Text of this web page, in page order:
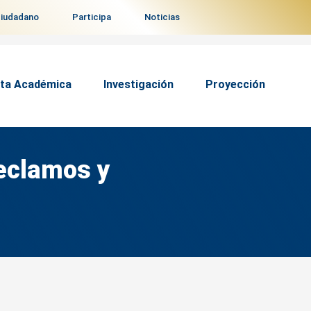
Participa Noticias
Académica Investigación Proyección
y